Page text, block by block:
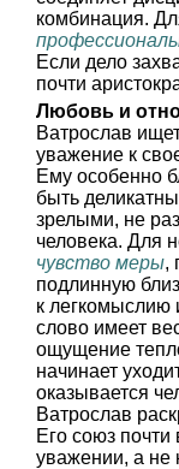
комбинация.
Если дело
почти
Любовь и
Ватрослав
уважение к
Ему особенно
быть
зрелыми, не
человека. Для
чувство меры,
подлинную
к легкомыслию
слово имеет
ощущение
начинает
оказывается
Ватрослав
Его союз почти
уважении, а не